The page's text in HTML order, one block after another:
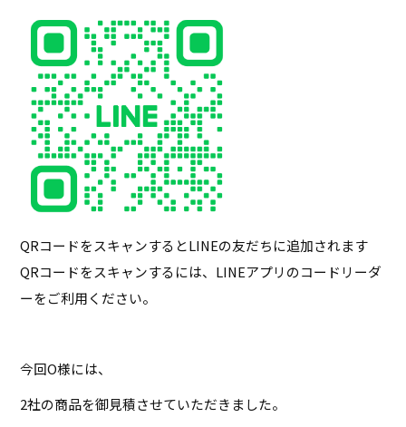
QRコードをスキャンするとLINEの友だちに追加されます
QRコードをスキャンするには、LINEアプリのコードリーダ
ーをご利用ください。
今回O様には、
2社の商品を御見積させていただきました。